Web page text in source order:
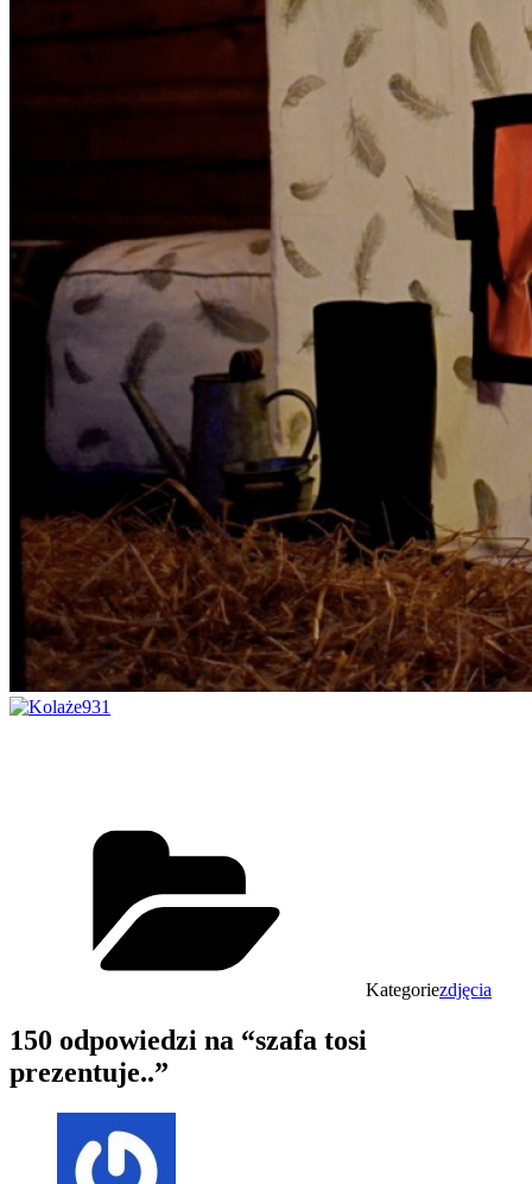
Kategoriezdjęcia
150 odpowiedzi na “szafa tosi
prezentuje..”